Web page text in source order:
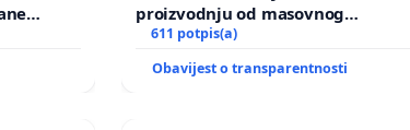
proizvodnju od masovnog
uništavanja zbog afričke svinjske
kuge
611 potpis(a)
Obavijest o transparentnosti